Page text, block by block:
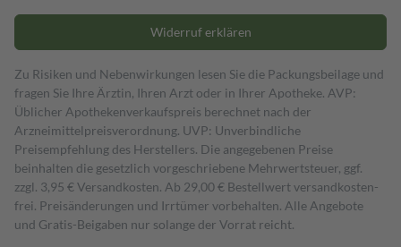
Widerruf erklären
Zu Risiken und Nebenwirkungen lesen Sie die Packungsbeilage und
fragen Sie Ihre Ärztin, Ihren Arzt oder in Ihrer Apotheke. AVP:
Üblicher Apothekenverkaufspreis berechnet nach der
Arzneimittelpreisverordnung. UVP: Unverbindliche
Preisempfehlung des Herstellers. Die angegebenen Preise
beinhalten die gesetzlich vorgeschriebene Mehrwertsteuer, ggf.
zzgl. 3,95 € Versandkosten. Ab 29,00 € Bestell­wert versand­kosten­
frei. Preisänderungen und Irrtümer vorbehalten. Alle Angebote
und Gratis-Beigaben nur solange der Vorrat reicht.